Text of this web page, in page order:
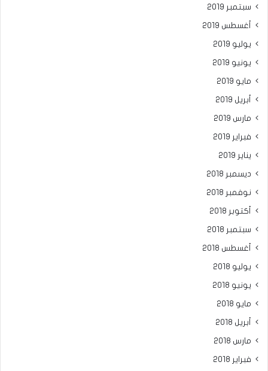
سبتمبر 2019
أغسطس 2019
يوليو 2019
يونيو 2019
مايو 2019
أبريل 2019
مارس 2019
فبراير 2019
يناير 2019
ديسمبر 2018
نوفمبر 2018
أكتوبر 2018
سبتمبر 2018
أغسطس 2018
يوليو 2018
يونيو 2018
مايو 2018
أبريل 2018
مارس 2018
فبراير 2018